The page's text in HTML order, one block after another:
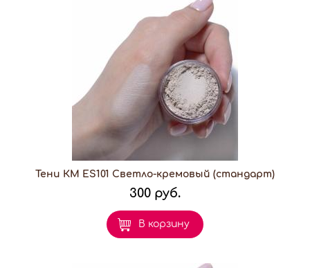
Тени КМ ES101 Светло-кремовый (стандарт)
300 руб.
В корзину